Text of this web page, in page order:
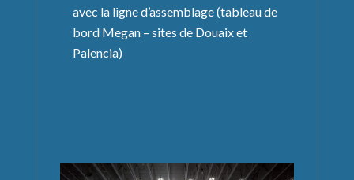
avec la ligne d’assemblage (tableau de
bord Megan – sites de Douaix et
Palencia)